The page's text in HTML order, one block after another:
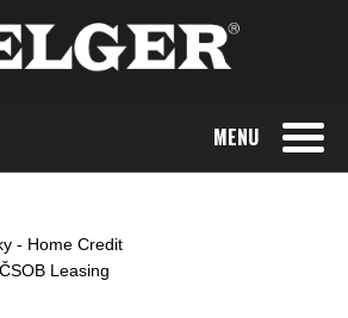
MENU
- Home Credit
Leasing